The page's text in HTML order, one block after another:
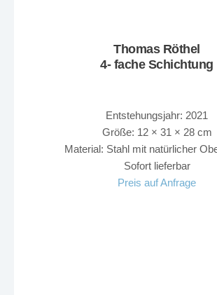
Thomas Röthel
4- fache Schichtung
Entstehungsjahr: 2021
Größe: 12 × 31 × 28 cm
Material: Stahl mit natürlicher
Sofort lieferbar
Preis auf Anfrage